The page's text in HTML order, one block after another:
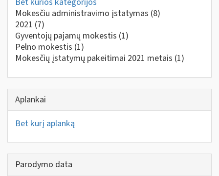
Mokesčiu administravimo įstatymas (8)
2021 (7)
Gyventojų pajamų mokestis (1)
Pelno mokestis (1)
Mokesčių įstatymų pakeitimai 2021 metais (1)
Aplankai
Bet kurį aplanką
Parodymo data